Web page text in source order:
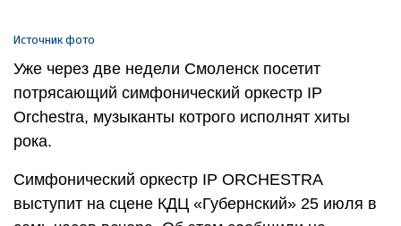
Источник фото
Уже через две недели Смоленск посетит
потрясающий симфонический оркестр IP
Orchestra, музыканты котрого исполнят хиты
рока.
Симфонический оркестр IP ORCHESTRA
выступит на сцене КДЦ «Губернский» 25 июля в